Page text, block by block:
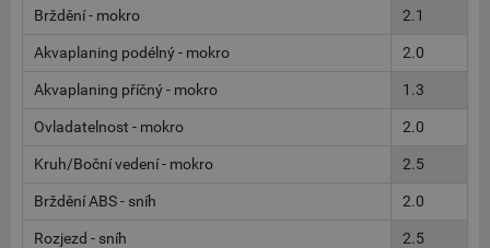
Brždění - mokro 2.1
Akvaplaning podélný - mokro 2.0
Akvaplaning příčný - mokro 1.3
Ovladatelnost - mokro 2.0
Kruh/Boční vedení - mokro 2.5
Brždění ABS - sníh 2.0
Rozjezd - sníh 2.5